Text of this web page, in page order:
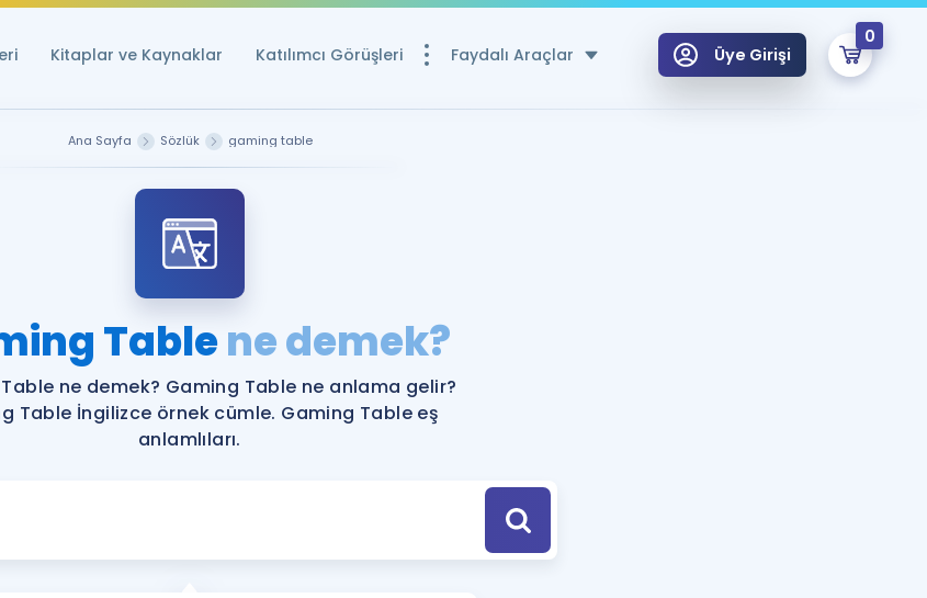
Kitaplar ve Kaynaklar Katılımcı Görüşleri Faydalı Araçlar
Ücretsiz Kaynaklar
YDS ve YÖKDİL Puan Hesaplama Aracı
YDS ve YÖKDİL'e Hazırlananlar için Öneriler
Eğitim ve Kitaplara Özel Fırsatlar
Üye Girişi
0
Remzi Hoca ile seni sınava hazırlayacak onlarca eğitim seni bekliyor!
Ana Sayfa Sözlük gaming table
Tablene demek?
ne demek? Gaming Table ne anlama gelir?
Table İngilizce örnek cümle. Gaming Table eş
anlamlıları.